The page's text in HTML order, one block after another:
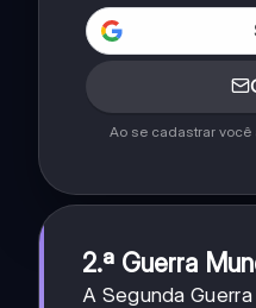
Ao se cadastrar você
2.ª Guerra
A Segunda